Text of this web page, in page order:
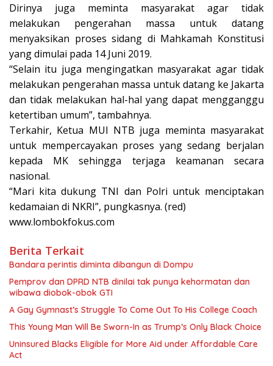
Dirinya juga meminta masyarakat agar tidak
melakukan pengerahan massa untuk datang
menyaksikan proses sidang di Mahkamah Konstitusi
yang dimulai pada 14 Juni 2019.
“Selain itu juga mengingatkan masyarakat agar tidak
melakukan pengerahan massa untuk datang ke Jakarta
dan tidak melakukan hal-hal yang dapat mengganggu
ketertiban umum”, tambahnya.
Terkahir, Ketua MUI NTB juga meminta masyarakat
untuk mempercayakan proses yang sedang berjalan
kepada MK sehingga terjaga keamanan secara
nasional.
“Mari kita dukung TNI dan Polri untuk menciptakan
kedamaian di NKRI”, pungkasnya. (red)
www.lombokfokus.com
Berita Terkait
Bandara perintis diminta dibangun di Dompu
Pemprov dan DPRD NTB dinilai tak punya kehormatan dan
wibawa diobok-obok GTI
A Gay Gymnast’s Struggle To Come Out To His College Coach
This Young Man Will Be Sworn-In as Trump’s Only Black Choice
Uninsured Blacks Eligible for More Aid under Affordable Care
Act